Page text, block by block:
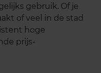
gebruik. Of je
of veel in de stad
hoge
prijs-